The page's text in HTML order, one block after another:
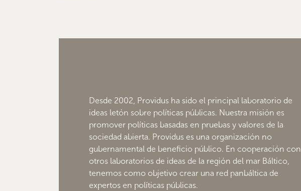
Desde 2002, Providus ha sido el principal laboratorio de
ideas letón sobre políticas públicas. Nuestra misión es
promover políticas basadas en pruebas y valores de la
sociedad abierta. Providus es una organización no
gubernamental de beneficio público. En cooperación con
otros laboratorios de ideas de la región del mar Báltico,
tenemos como objetivo crear una red panbáltica de
expertos en políticas públicas.